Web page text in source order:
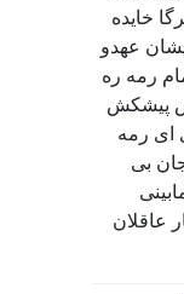
خایده
عهدو
رمه ره
پیشکش
ای رمه
بی
عاقلان